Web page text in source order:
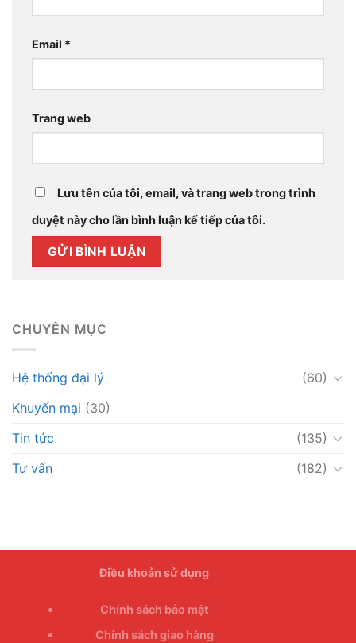
Email *
Trang web
Lưu tên của tôi, email, và trang web trong trình
duyệt này cho lần bình luận kế tiếp của tôi.
CHUYÊN MỤC
Hệ thống đại lý
(60)
Khuyến mại (30)
Tin tức
(135)
Tư vấn
(182)
Điều khoản sử dụng
Chính sách bảo mật
Chính sách giao hàng